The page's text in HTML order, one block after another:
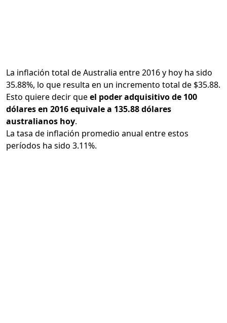
La inflación total de Australia entre 2016 y hoy ha sido
35.88%, lo que resulta en un incremento total de $35.88.
Esto quiere decir queel poder adquisitivo de 100
dólares en 2016 equivale a 135.88 dólares
australianos hoy.
La tasa de inflación promedio anual entre estos
períodos ha sido 3.11%.